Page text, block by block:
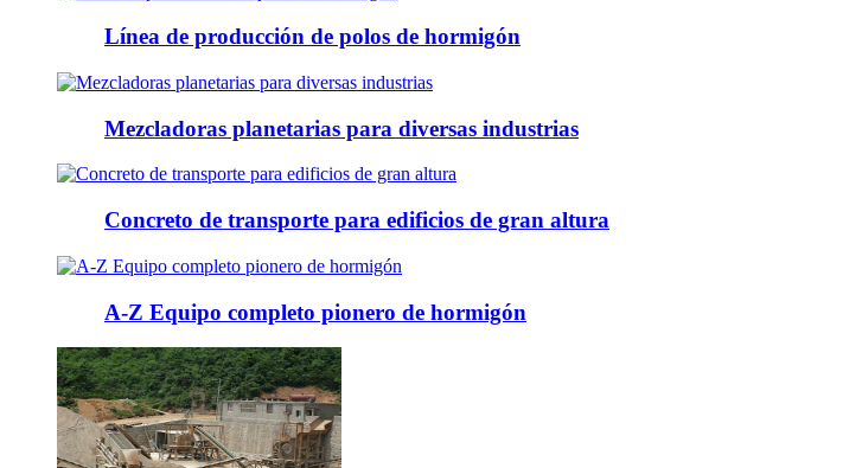
Línea de producción de polos de hormigón
Mezcladoras planetarias para diversas industrias
Concreto de transporte para edificios de gran altura
A-Z Equipo completo pionero de hormigón